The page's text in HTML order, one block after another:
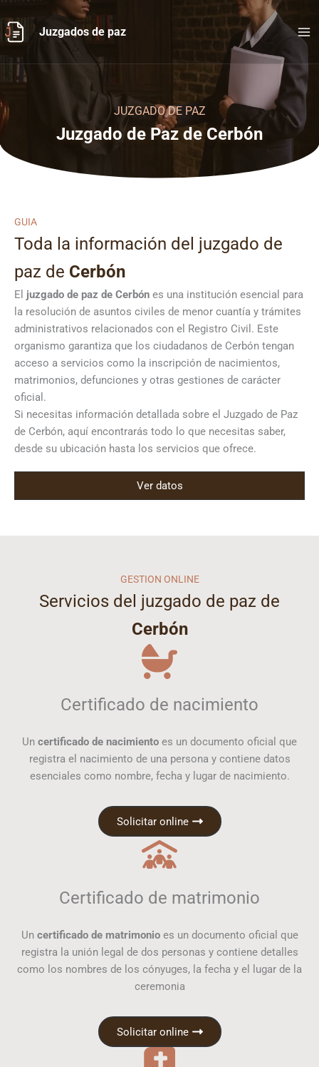
al
contenido
Juzgados de paz
JUZGADO DE PAZ
Juzgado de Paz de Cerbón
GUIA
Toda la información del juzgado de
paz de Cerbón
El juzgado de paz de Cerbón es una institución esencial para
la resolución de asuntos civiles de menor cuantía y trámites
administrativos relacionados con el Registro Civil. Este
organismo garantiza que los ciudadanos de Cerbón tengan
acceso a servicios como la inscripción de nacimientos,
matrimonios, defunciones y otras gestiones de carácter
oficial.
Si necesitas información detallada sobre el Juzgado de Paz
de Cerbón, aquí encontrarás todo lo que necesitas saber,
desde su ubicación hasta los servicios que ofrece.
Ver datos
GESTION ONLINE
Servicios del juzgado de paz de
Cerbón
Certificado de nacimiento
Un certificado de nacimiento es un documento oficial que
registra el nacimiento de una persona y contiene datos
esenciales como nombre, fecha y lugar de nacimiento.
Solicitar online
Certificado de matrimonio
Un certificado de matrimonioes un documento oficial que
registra la unión legal de dos personas y contiene detalles
como los nombres de los cónyuges, la fecha y el lugar de la
ceremonia
Solicitar online